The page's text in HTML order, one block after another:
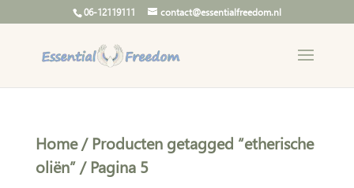
06-12119111 contact@essentialfreedom.nl
Home/Producten getagged “etherische
oliën”/ Pagina 5